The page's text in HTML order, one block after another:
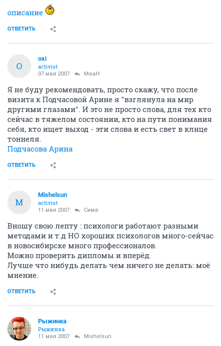
описание
ОТВЕТИТЬ
O
oxi
activist
07 мая 2007 MaaH
Я не буду рекомендовать, просто скажу, что после
визита к Подчасовой Арине я "взглянула на мир
другими глазами". И это не просто слова, для тех кто
сейчас в тяжелом состоянии, кто на пути понимания
себя, кто ищет выход - эти слова и есть свет в клнце
тоннеля.
Подчасова Арина
ОТВЕТИТЬ
M
Mishelsun
activist
11 мая 2007 Сима
Вношу свою лепту : психологи работают разными
методами и т.д НО хороших психологов много-сейчас
в новосибирске много профессионалов.
Можно проверить дипломы и вперёд.
Лучше что нибудь делать чем ничего не делать: моё
мнение.
ОТВЕТИТЬ
Рыжинка
Рыжинка
11 мая 2007 Mishelsun